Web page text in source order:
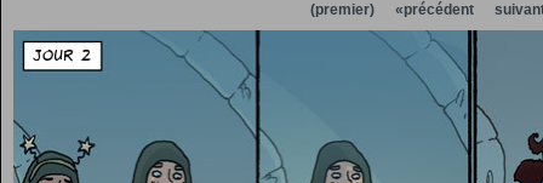
(premier) «précédent